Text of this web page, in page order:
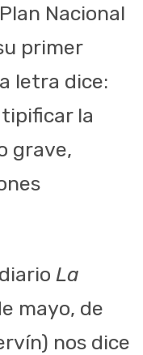
Nacional
primer
letra dice:
la
grave,
La
mayo, de
nos dice